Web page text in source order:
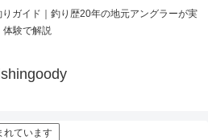
ガイド｜釣り歴20年の地元アングラーが実
体験で解説
れています